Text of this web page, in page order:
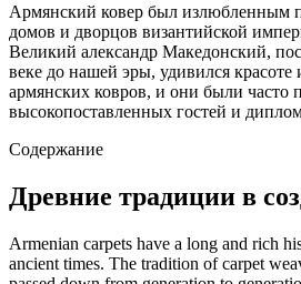
Армянский ковер был излюбленным
домов и дворцов византийской
Великий александр Македонский,
веке до нашей эры, удивился красоте
армянских ковров, и они были часто
высокопоставленных гостей и
Содержание
Древние традиции в
Armenian carpets have a long and rich
ancient times. The tradition of carpet